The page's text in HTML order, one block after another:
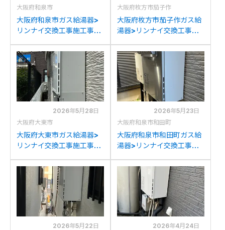
大阪府和泉市
大阪府和泉市ガス給湯器>
リンナイ交換工事施工事
A2400SAWからリンナイ
RUF-A2405SAW(C)への
交換
大阪府枚方市茄子作
大阪府枚方市茄子作ガス給
湯器>リンナイ交換工事施
A2400SAW(A)からリン
ナイRUF-A2405SAW(C)
への交換
2026年5月28日
大阪府大東市
大阪府大東市ガス給湯器>
リンナイ交換工事施工事
A2400SAW2-3からリン
ナイRUF-A2405SAW(C)
への交換
2026年5月23日
大阪府和泉市和田町
大阪府和泉市和田町ガス給
湯器>リンナイ交換工事施
2422SAWXからリンナイ
RUF-A2405SAW(C)への
交換
2026年5月22日
2026年4月24日